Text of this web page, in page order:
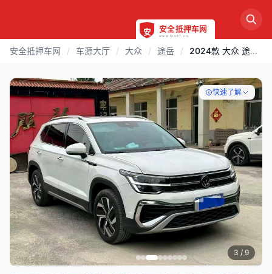
安全抵押车网 / 车源大厅 / 大众 / 途岳 / 2024款 大众 途岳 | 淄博
快速了解
4 / 9